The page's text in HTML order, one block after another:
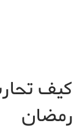
كيف
رمضان